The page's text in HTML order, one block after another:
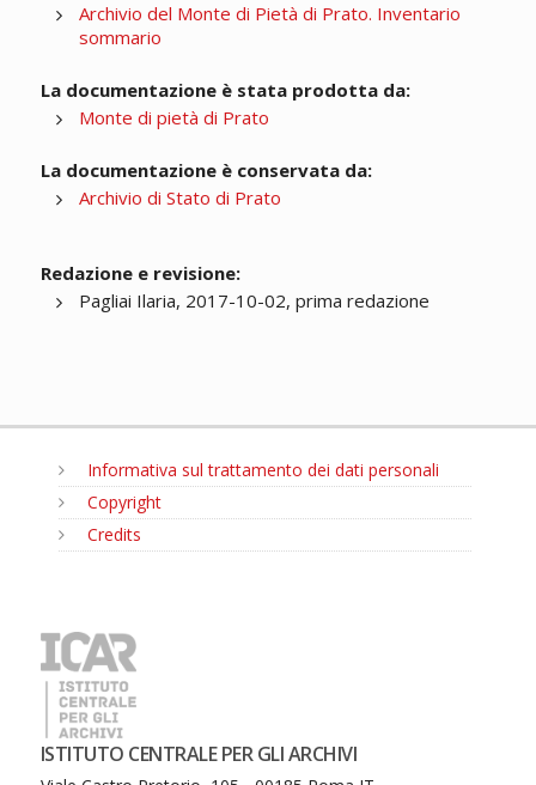
Archivio del Monte di Pietà di Prato. Inventario
sommario
La documentazione è stata prodotta da:
Monte di pietà di Prato
La documentazione è conservata da:
Archivio di Stato di Prato
Redazione e revisione:
Pagliai Ilaria, 2017-10-02, prima redazione
Informativa sul trattamento dei dati personali
Copyright
Credits
ISTITUTO CENTRALE PER GLI ARCHIVI